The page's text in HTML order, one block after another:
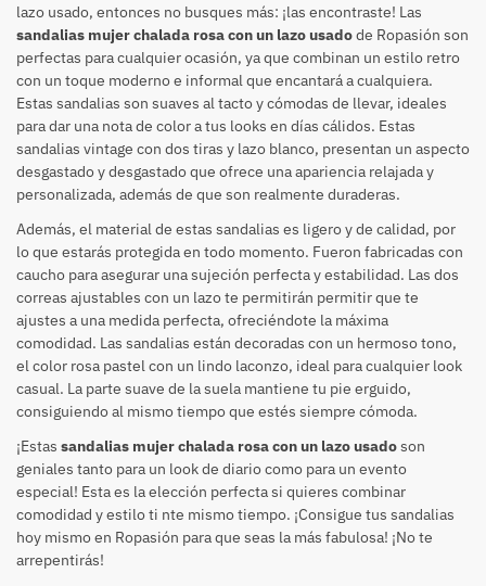
lazo usado, entonces no busques más: ¡las encontraste! Las
sandalias mujer chalada rosa con un lazo usadode Ropasión son
perfectas para cualquier ocasión, ya que combinan un estilo retro
con un toque moderno e informal que encantará a cualquiera.
Estas sandalias son suaves al tacto y cómodas de llevar, ideales
para dar una nota de color a tus looks en días cálidos. Estas
sandalias vintage con dos tiras y lazo blanco, presentan un aspecto
desgastado y desgastado que ofrece una apariencia relajada y
personalizada, además de que son realmente duraderas.
Además, el material de estas sandalias es ligero y de calidad, por
lo que estarás protegida en todo momento. Fueron fabricadas con
caucho para asegurar una sujeción perfecta y estabilidad. Las dos
correas ajustables con un lazo te permitirán permitir que te
ajustes a una medida perfecta, ofreciéndote la máxima
comodidad. Las sandalias están decoradas con un hermoso tono,
el color rosa pastel con un lindo laconzo, ideal para cualquier look
casual. La parte suave de la suela mantiene tu pie erguido,
consiguiendo al mismo tiempo que estés siempre cómoda.
¡Estas sandalias mujer chalada rosa con un lazo usadoson
geniales tanto para un look de diario como para un evento
especial! Esta es la elección perfecta si quieres combinar
comodidad y estilo ti nte mismo tiempo. ¡Consigue tus sandalias
hoy mismo en Ropasión para que seas la más fabulosa! ¡No te
arrepentirás!